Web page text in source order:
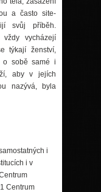
a často site-
svůj příběh.
vždy vycházejí
týkají ženství,
o sobě saméi
aby v jejích
nazývá, byla
i
i v
Centrum